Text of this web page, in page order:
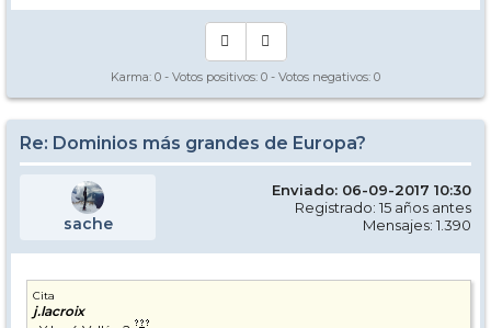
Karma: 0 - Votos positivos: 0 - Votos negativos: 0
Re: Dominios más grandes de Europa?
sache
Enviado: 06-09-2017 10:30
Registrado: 15 años antes
Mensajes: 1.390
Cita
j.lacroix